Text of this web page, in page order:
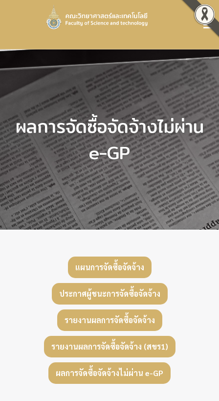
ผลการจัดซื้อจัดจ้างไม่ผ่าน
e-GP
แผนการจัดซื้อจัดจ้าง
ประกาศผู้ชนะการจัดซื้อจัดจ้าง
รายงานผลการจัดซื้อจัดจ้าง
รายงานผลการจัดซื้อจัดจ้าง (สขร1)
ผลการจัดซื้อจัดจ้างไม่ผ่าน e-GP